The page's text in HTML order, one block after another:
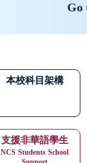
Go
本校科目架構
支援非華語學生
NCS Students School